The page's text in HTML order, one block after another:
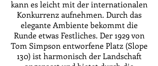
kann es leicht mit der internationalen
Konkurrenz aufnehmen. Durch das
elegante Ambiente bekommt die
Runde etwas Festliches. Der 1929 von
Tom Simpson entworfene Platz (Slope
130) ist harmonisch der Landschaft